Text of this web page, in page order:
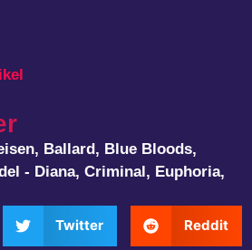
, Ballard, Blue Bloods,
- Diana, Criminal, Euphoria,
Twitter Reddit